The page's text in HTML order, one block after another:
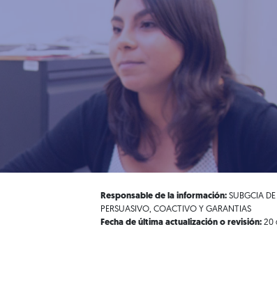
Responsable de la información: SUBGCIA
PERSUASIVO, COACTIVO Y GARANTIAS
Fecha de última actualización o revisión: 20